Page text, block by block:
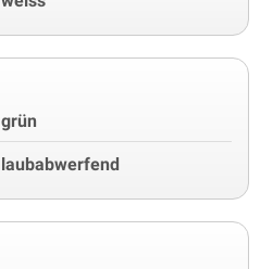
grün
laubabwerfend